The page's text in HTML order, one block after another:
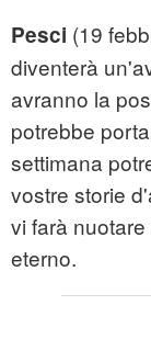
Pesci (19
diventerà
avranno la
potrebbe
settimana
vostre storie
vi farà
eterno.